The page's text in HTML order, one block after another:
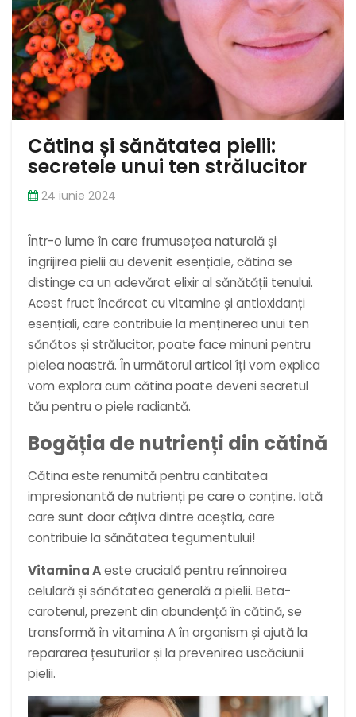
Cătina și sănătatea pielii:
secretele unui ten strălucitor
24 iunie 2024
Într-o lume în care frumusețea naturală și
îngrijirea pielii au devenit esențiale, cătina se
distinge ca un adevărat elixir al sănătății tenului.
Acest fruct încărcat cu vitamine și antioxidanți
esențiali, care contribuie la menținerea unui ten
sănătos și strălucitor, poate face minuni pentru
pielea noastră. În următorul articol îți vom explica
vom explora cum cătina poate deveni secretul
tău pentru o piele radiantă.
Bogăția de nutrienți din cătină
Cătina este renumită pentru cantitatea
impresionantă de nutrienți pe care o conține. Iată
care sunt doar câțiva dintre aceștia, care
contribuie la sănătatea tegumentului!
Vitamina Aeste crucială pentru reînnoirea
celulară și sănătatea generală a pielii. Beta-
carotenul, prezent din abundență în cătină, se
transformă în vitamina A în organism și ajută la
repararea țesuturilor și la prevenirea uscăciunii
pielii.